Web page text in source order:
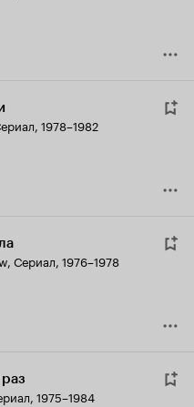
1978–1982
, Сериал, 1976–1978
1975–1984